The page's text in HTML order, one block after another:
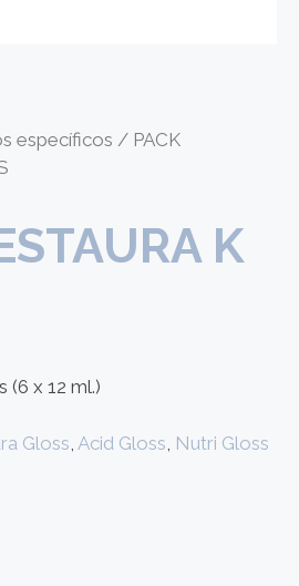
específicos / PACK
K
(6 x 12 ml.)
Gloss Acid Gloss Nutri Gloss